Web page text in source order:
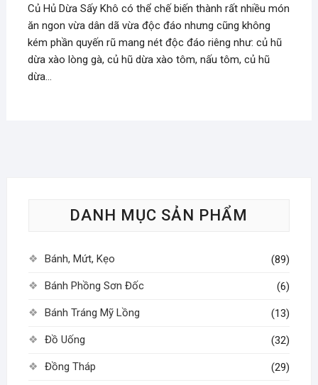
Củ Hủ Dừa Sấy Khô có thể chế biến thành rất nhiều món
ăn ngon vừa dân dã vừa độc đáo nhưng cũng không
kém phần quyến rũ mang nét độc đáo riêng như: củ hũ
dừa xào lòng gà, củ hũ dừa xào tôm, nấu tôm, củ hũ
dừa…
DANH MỤC SẢN PHẨM
Bánh, Mứt, Kẹo (89)
Bánh Phồng Sơn Đốc (6)
Bánh Tráng Mỹ Lồng (13)
Đồ Uống (32)
Đồng Tháp (29)